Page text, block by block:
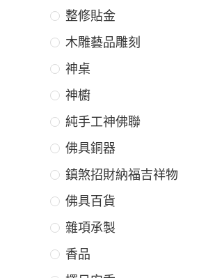
整修貼金
木雕藝品雕刻
神桌
神櫥
純手工神佛聯
佛具銅器
鎮煞招財納福吉祥物
佛具百貨
雜項承製
香品